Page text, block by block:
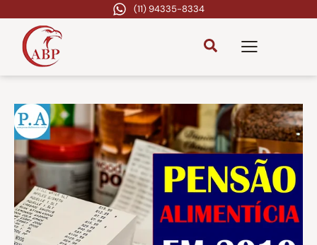
(11) 94335-8334